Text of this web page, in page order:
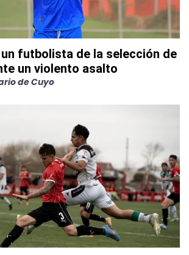
futbolista de la selección de
un violento asalto
de Cuyo